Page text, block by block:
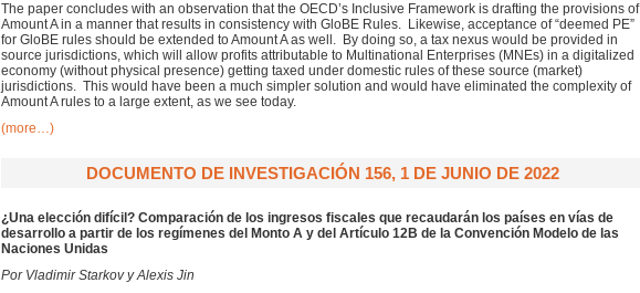
The paper concludes with an observation that the OECD’s Inclusive Framework is drafting the provisions of
Amount A in a manner that results in consistency with GloBE Rules. Likewise, acceptance of “deemed PE”
for GloBE rules should be extended to Amount A as well. By doing so, a tax nexus would be provided in
source jurisdictions, which will allow profits attributable to Multinational Enterprises (MNEs) in a digitalized
economy (without physical presence) getting taxed under domestic rules of these source (market)
jurisdictions. This would have been a much simpler solution and would have eliminated the complexity of
Amount A rules to a large extent, as we see today.
(more…)
DOCUMENTO DE INVESTIGACIÓN 156, 1 DE JUNIO DE 2022
¿Una elección difícil? Comparación de los ingresos fiscales que recaudarán los países en vías de
desarrollo a partir de los regímenes del Monto A y del Artículo 12B de la Convención Modelo de las
Naciones Unidas
Por Vladimir Starkov y Alexis Jin